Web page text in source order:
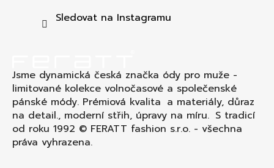
Sledovat na Instagramu
Jsme dynamická česká značka ódy pro muže -
limitované kolekce volnočasové a společenské
pánské módy. Prémiová kvalita a materiály, důraz
na detail., moderní střih, úpravy na míru. S tradicí
od roku 1992 © FERATT fashion s.r.o. - všechna
práva vyhrazena.